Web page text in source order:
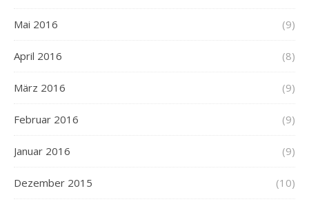
Mai 2016 (9)
April 2016 (8)
März 2016 (9)
Februar 2016 (9)
Januar 2016 (9)
Dezember 2015 (10)